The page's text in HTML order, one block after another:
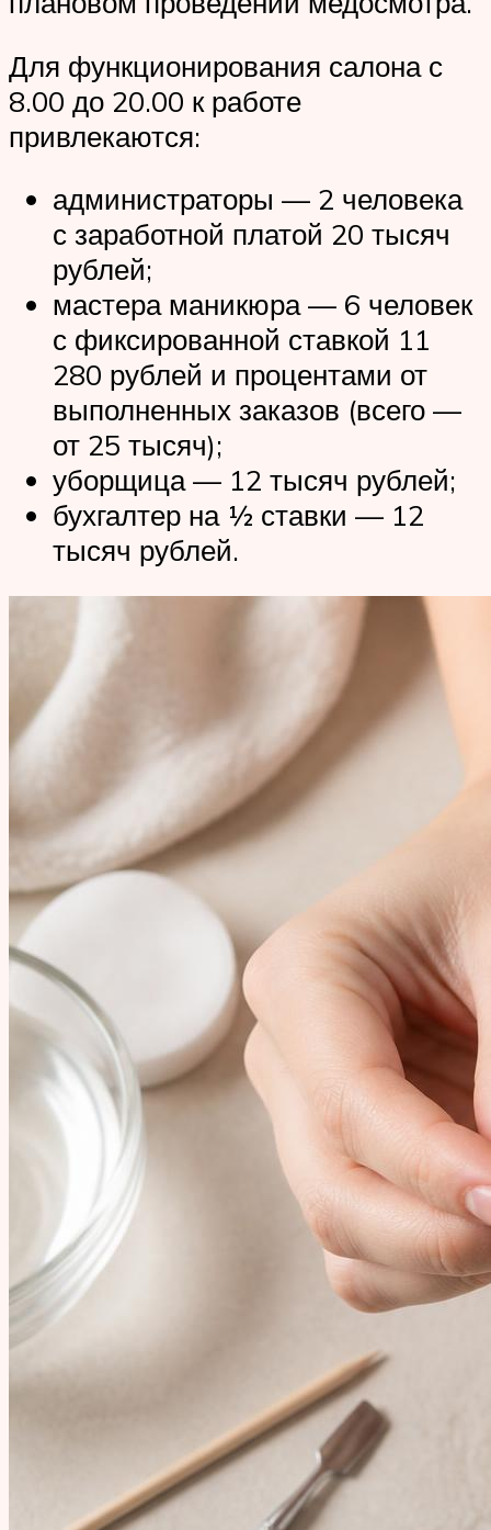
Для функционирования салона с
8.00 до 20.00 к работе
привлекаются:
администраторы — 2 человека
с заработной платой 20 тысяч
рублей;
мастера маникюра — 6 человек
с фиксированной ставкой 11
280 рублей и процентами от
выполненных заказов (всего —
от 25 тысяч);
уборщица — 12 тысяч рублей;
бухгалтер на ½ ставки — 12
тысяч рублей.